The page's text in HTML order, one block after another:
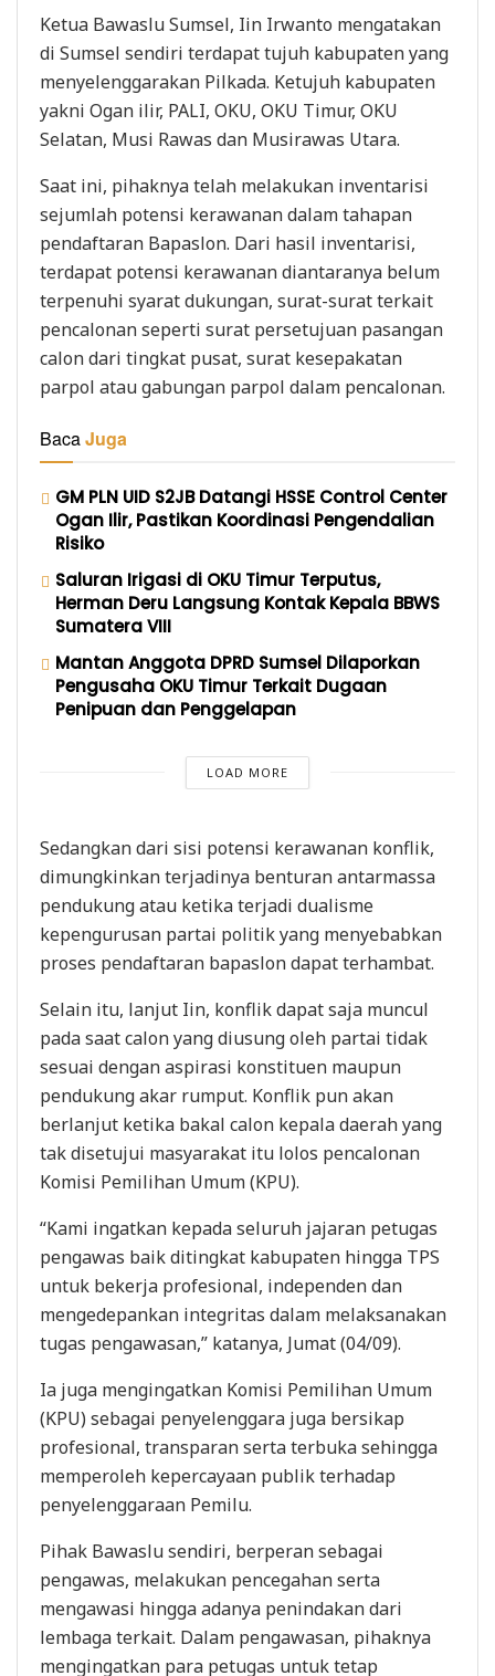
Ketua Bawaslu Sumsel, Iin Irwanto mengatakan
di Sumsel sendiri terdapat tujuh kabupaten yang
menyelenggarakan Pilkada. Ketujuh kabupaten
yakni Ogan ilir, PALI, OKU, OKU Timur, OKU
Selatan, Musi Rawas dan Musirawas Utara.
Saat ini, pihaknya telah melakukan inventarisi
sejumlah potensi kerawanan dalam tahapan
pendaftaran Bapaslon. Dari hasil inventarisi,
terdapat potensi kerawanan diantaranya belum
terpenuhi syarat dukungan, surat-surat terkait
pencalonan seperti surat persetujuan pasangan
calon dari tingkat pusat, surat kesepakatan
parpol atau gabungan parpol dalam pencalonan.
BacaJuga
GM PLN UID S2JB Datangi HSSE Control Center
Ogan Ilir, Pastikan Koordinasi Pengendalian
Risiko
Saluran Irigasi di OKU Timur Terputus,
Herman Deru Langsung Kontak Kepala BBWS
Sumatera VIII
Mantan Anggota DPRD Sumsel Dilaporkan
Pengusaha OKU Timur Terkait Dugaan
Penipuan dan Penggelapan
LOAD MORE
Sedangkan dari sisi potensi kerawanan konflik,
dimungkinkan terjadinya benturan antarmassa
pendukung atau ketika terjadi dualisme
kepengurusan partai politik yang menyebabkan
proses pendaftaran bapaslon dapat terhambat.
Selain itu, lanjut Iin, konflik dapat saja muncul
pada saat calon yang diusung oleh partai tidak
sesuai dengan aspirasi konstituen maupun
pendukung akar rumput. Konflik pun akan
berlanjut ketika bakal calon kepala daerah yang
tak disetujui masyarakat itu lolos pencalonan
Komisi Pemilihan Umum (KPU).
“Kami ingatkan kepada seluruh jajaran petugas
pengawas baik ditingkat kabupaten hingga TPS
untuk bekerja profesional, independen dan
mengedepankan integritas dalam melaksanakan
tugas pengawasan,” katanya, Jumat (04/09).
Ia juga mengingatkan Komisi Pemilihan Umum
(KPU) sebagai penyelenggara juga bersikap
profesional, transparan serta terbuka sehingga
memperoleh kepercayaan publik terhadap
penyelenggaraan Pemilu.
Pihak Bawaslu sendiri, berperan sebagai
pengawas, melakukan pencegahan serta
mengawasi hingga adanya penindakan dari
lembaga terkait. Dalam pengawasan, pihaknya
mengingatkan para petugas untuk tetap